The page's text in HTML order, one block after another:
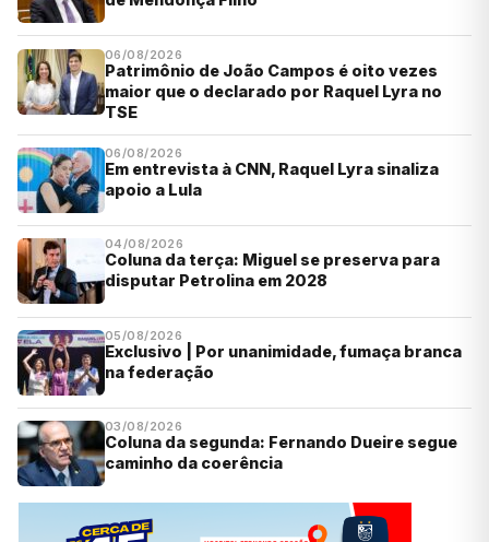
06/08/2026
Patrimônio de João Campos é oito vezes
maior que o declarado por Raquel Lyra no
TSE
06/08/2026
Em entrevista à CNN, Raquel Lyra sinaliza
apoio a Lula
04/08/2026
Coluna da terça: Miguel se preserva para
disputar Petrolina em 2028
05/08/2026
Exclusivo | Por unanimidade, fumaça branca
na federação
03/08/2026
Coluna da segunda: Fernando Dueire segue
caminho da coerência